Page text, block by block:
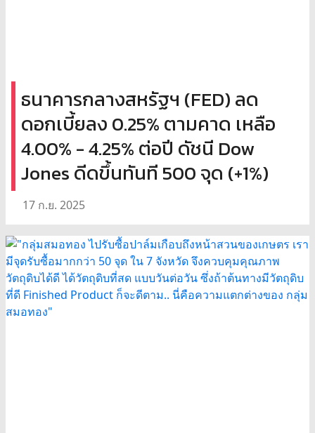
ธนาคารกลางสหรัฐฯ (FED) ลด
ดอกเบี้ยลง 0.25% ตามคาด เหลือ
4.00% - 4.25% ต่อปี ดัชนี Dow
Jones ดีดขึ้นทันที 500 จุด (+1%)
17 ก.ย. 2025